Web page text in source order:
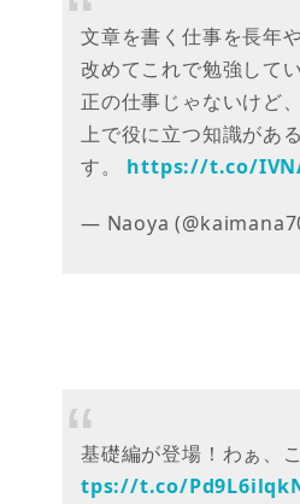
文章を書く仕事を長年
改めてこれで勉強して
正の仕事じゃないけど
上で役に立つ知識があ
す。 https://t.co/
— Naoya
基礎編が登場！わぁ、
tps://t.co/